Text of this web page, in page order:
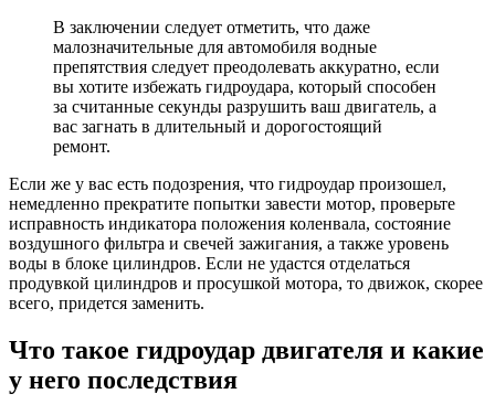
В заключении следует отметить, что даже
малозначительные для автомобиля водные
препятствия следует преодолевать аккуратно, если
вы хотите избежать гидроудара, который способен
за считанные секунды разрушить ваш двигатель, а
вас загнать в длительный и дорогостоящий
ремонт.
Если же у вас есть подозрения, что гидроудар произошел,
немедленно прекратите попытки завести мотор, проверьте
исправность индикатора положения коленвала, состояние
воздушного фильтра и свечей зажигания, а также уровень
воды в блоке цилиндров. Если не удастся отделаться
продувкой цилиндров и просушкой мотора, то движок, скорее
всего, придется заменить.
Что такое гидроудар двигателя и какие
у него последствия